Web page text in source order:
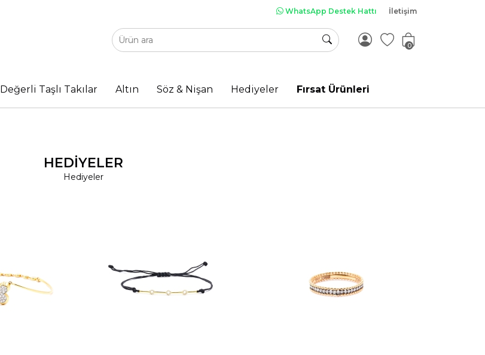
WhatsApp Destek Hattı İletişim
0
Değerli Taşlı Takılar Altın Söz & Nişan Hediyeler Fırsat Ürünleri
HEDIYELER
Hediyeler